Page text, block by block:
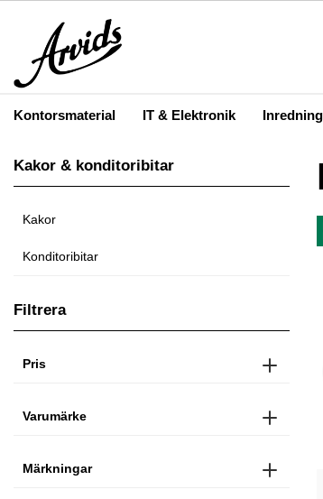
Kontorsmaterial IT & Elektronik
Kakor & konditoribitar
Kakor
Konditoribitar
Filtrera
Pris
Varumärke
Märkningar